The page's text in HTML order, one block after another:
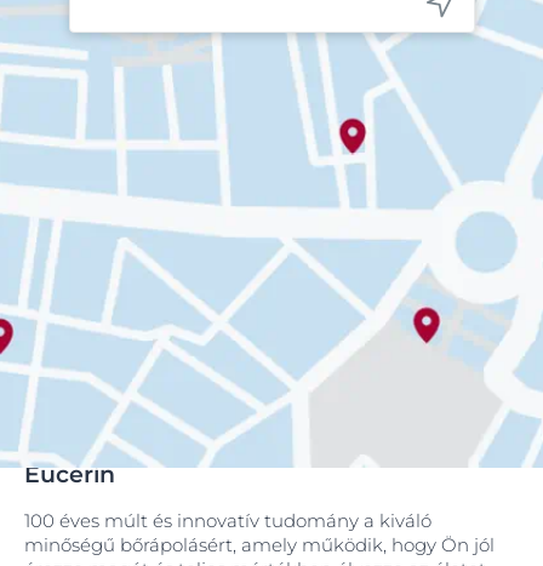
Eucerin
100 éves múlt és innovatív tudomány a kiváló
minőségű bőrápolásért, amely működik, hogy Ön jól